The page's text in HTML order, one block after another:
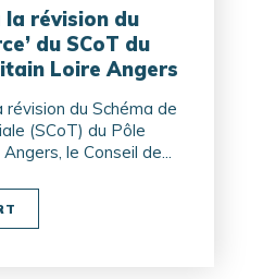
révision du
du SCoT du
Loire Angers
révision du Schéma de
(SCoT) du Pôle
le Conseil de...